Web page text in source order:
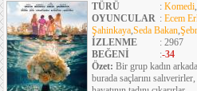
TÜRÜ
: Komedi,
OYUNCULAR : Ecem
Şahinkaya,Seda Bakan,
İZLENME
: 2967
BEĞENİ
:-34
Özet: Bir grup kadın
burada saçlarını